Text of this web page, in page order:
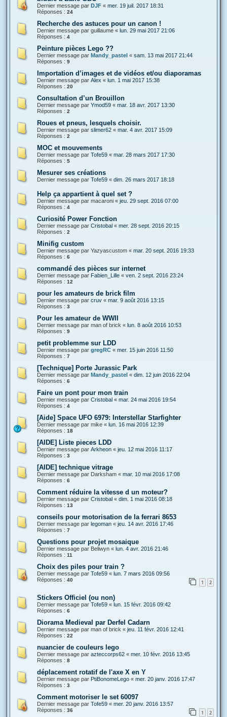
Dernier message par DJF « mer. 19 juil. 2017 18:31
Réponses : 24
Recherche des astuces pour un canon !
Dernier message par guillaume « lun. 29 mai 2017 21:06
Réponses : 4
Peinture pièces Lego ??
Dernier message par Mandy_pastel « sam. 13 mai 2017 21:44
Réponses : 9
Importation d’images et de vidéos et/ou diaporamas
Dernier message par Alex « lun. 1 mai 2017 15:38
Réponses : 20
Consultation d’un Brouillon
Dernier message par Ymod59 « mar. 18 avr. 2017 13:30
Réponses : 2
Roues et pneus, lesquels choisir.
Dernier message par slimer62 « mar. 4 avr. 2017 15:09
Réponses : 2
MOC et mouvements
Dernier message par Tofe59 « mar. 28 mars 2017 17:30
Réponses : 5
Mesurer ses créations
Dernier message par Tofe59 « dim. 26 mars 2017 18:18
Help ça appartient à quel set ?
Dernier message par macaroni « jeu. 29 sept. 2016 07:00
Réponses : 4
Curiosité Power Fonction
Dernier message par Cristobal « mer. 28 sept. 2016 20:15
Réponses : 2
Minifig custom
Dernier message par Yazyascustom « mar. 20 sept. 2016 19:33
Réponses : 6
commandé des pièces sur internet
Dernier message par Fabien_Lille « ven. 2 sept. 2016 23:24
Réponses : 12
pour les amateurs de brick film
Dernier message par cruv « mar. 9 août 2016 13:15
Réponses : 3
Pour les amateur de WWII
Dernier message par man of brick « lun. 8 août 2016 10:53
Réponses : 9
petit problemme sur LDD
Dernier message par gregRC « mer. 15 juin 2016 11:50
Réponses : 7
[Technique] Porte Jurassic Park
Dernier message par Mandy_pastel « dim. 12 juin 2016 22:04
Réponses : 6
Faire un pont pour mon train
Dernier message par Cristobal « mar. 24 mai 2016 19:54
Réponses : 4
[Aide] Space UFO 6979: Interstellar Starfighter
Dernier message par mike « lun. 16 mai 2016 12:39
Réponses : 18
[AIDE] Liste pieces LDD
Dernier message par Arkheon « jeu. 12 mai 2016 11:17
Réponses : 3
[AIDE] technique vitrage
Dernier message par Darksham « mar. 10 mai 2016 17:08
Réponses : 6
Comment réduire la vitesse d un moteur?
Dernier message par Cristobal « dim. 1 mai 2016 08:18
Réponses : 13
conseils pour motorisation de la ferrari 8653
Dernier message par legoman « jeu. 14 avr. 2016 17:46
Réponses : 7
Questions pour projet mosaique
Dernier message par Beliwyn « lun. 4 avr. 2016 21:46
Réponses : 11
Choix des piles pour train ?
Dernier message par Tofe59 « lun. 7 mars 2016 09:56
Réponses : 40 1 2
Stickers Officiel (ou non)
Dernier message par Tofe59 « lun. 15 févr. 2016 09:42
Réponses : 6
Diorama Medieval par Derfel Cadarn
Dernier message par man of brick « jeu. 11 févr. 2016 12:41
Réponses : 22
nuancier de couleurs lego
Dernier message par azteccorps62 « mer. 10 févr. 2016 13:45
Réponses : 8
déplacement rotatif de l'axe X en Y
Dernier message par PtiBonomeLego « mer. 20 janv. 2016 17:47
Réponses : 3
Comment motoriser le set 60097
Dernier message par Tofe59 « mer. 20 janv. 2016 13:57
Réponses : 36 1 2